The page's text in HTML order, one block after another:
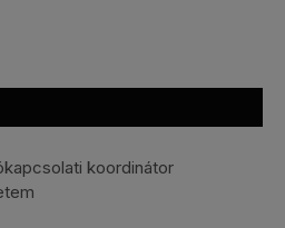
koordinátor